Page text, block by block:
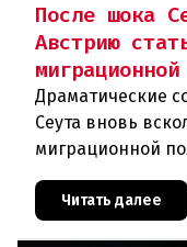
После шока
Австрию
Драматические
Сеута вновь
миграционной
эксперт по
архитекторов
Читать далее